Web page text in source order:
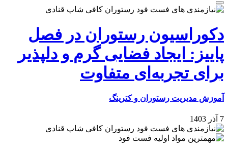
دکوراسیون رستوران در فصل
پاییز: ایجاد فضایی گرم و دلپذیر
برای تجربه‌ای متفاوت
آموزش مدیریت رستوران و کترینگ
7 آذر 1403